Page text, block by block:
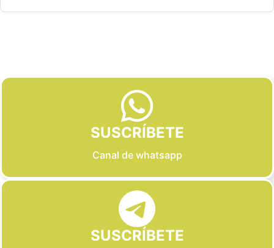
SUSCRÍBETE
Canal de whatsapp
SUSCRÍBETE